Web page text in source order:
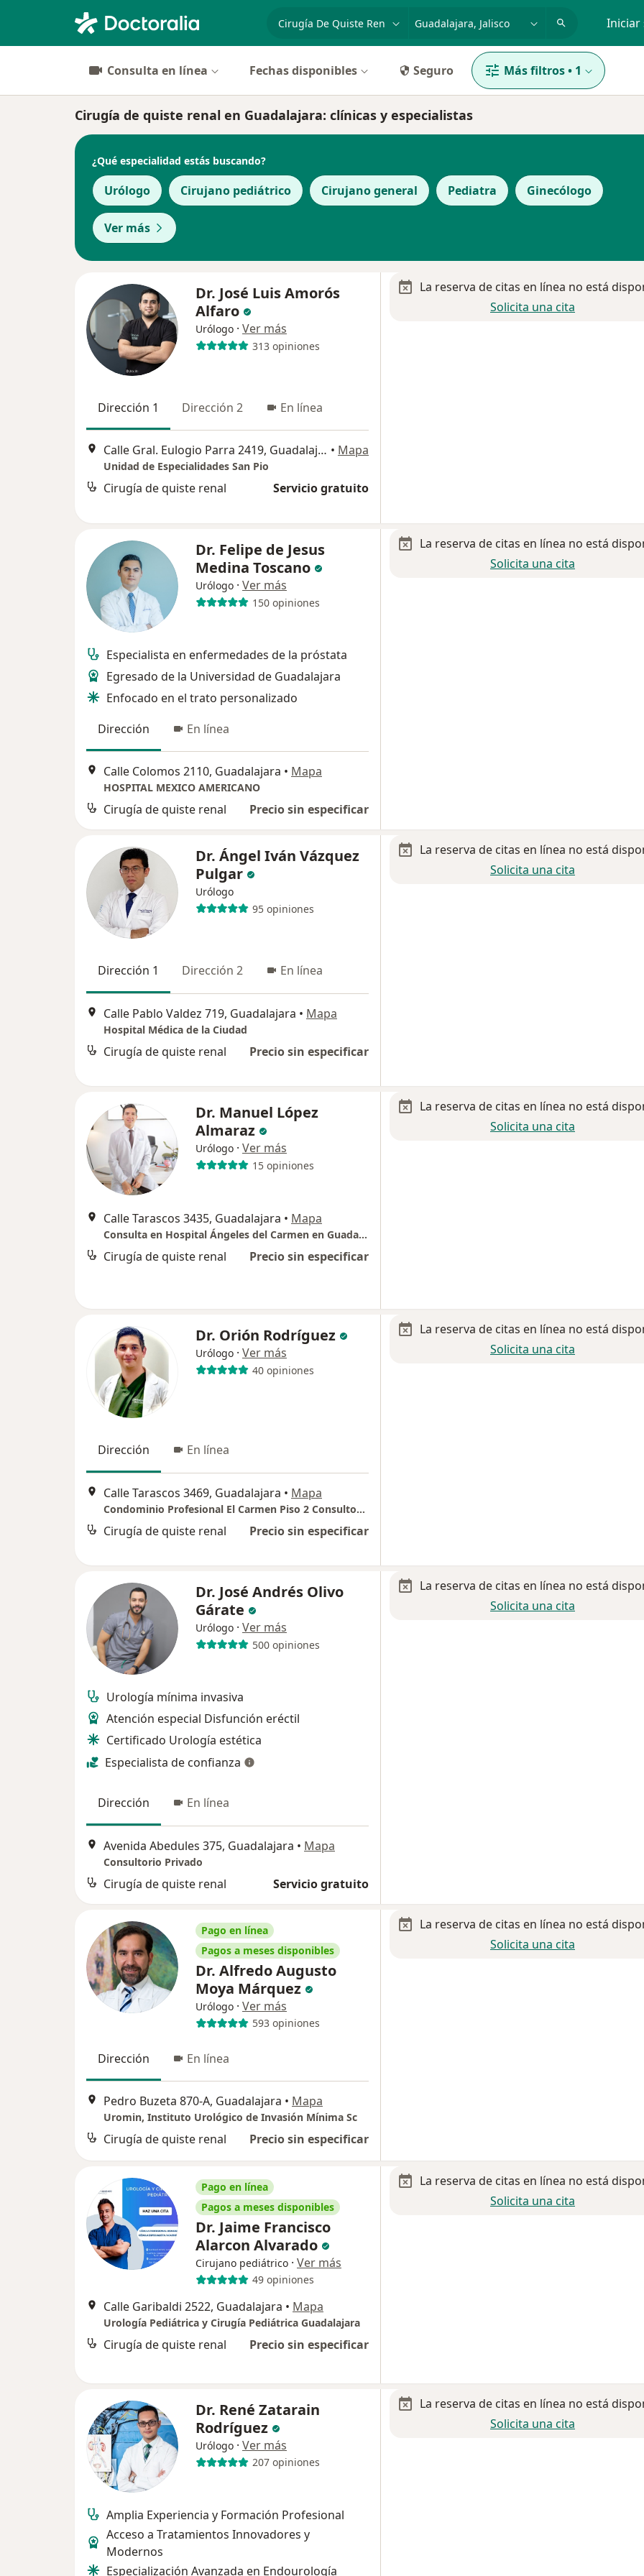
especialidad, enfermedad o nombre Iniciar
Consulta en línea Fechas disponibles Seguro Más filtros• 1
Cirugía de quiste renal en Guadalajara: clínicas y especialistas
¿Qué especialidad estás buscando?
Urólogo Cirujano pediátrico Cirujano general Pediatra Ginecólogo
Ver más
Dr. José Luis Amorós
Alfaro
Urólogo · Ver más
313 opiniones
Dirección 1 Dirección 2 En línea
Calle Gral. Eulogio Parra 2419, Guadalajara • Mapa
Unidad de Especialidades San Pio
Cirugía de quiste renal Servicio gratuito
La reserva de citas en línea no está
Solicita una cita
Dr. Felipe de Jesus
Medina Toscano
Urólogo · Ver más
150 opiniones
Especialista en enfermedades de la próstata
Egresado de la Universidad de Guadalajara
Enfocado en el trato personalizado
Dirección
En línea
Calle Colomos 2110, Guadalajara • Mapa
HOSPITAL MEXICO AMERICANO
Cirugía de quiste renal Precio sin especificar
La reserva de citas en línea no está
Solicita una cita
Dr. Ángel Iván Vázquez
Pulgar
Urólogo
95 opiniones
Dirección 1 Dirección 2 En línea
Calle Pablo Valdez 719, Guadalajara • Mapa
Hospital Médica de la Ciudad
Cirugía de quiste renal Precio sin especificar
La reserva de citas en línea no está
Solicita una cita
Dr. Manuel López
Almaraz
Urólogo · Ver más
15 opiniones
Calle Tarascos 3435, Guadalajara • Mapa
Consulta en Hospital Ángeles del Carmen en Guadalajara
Cirugía de quiste renal Precio sin especificar
La reserva de citas en línea no está
Solicita una cita
Dr. Orión Rodríguez
Urólogo · Ver más
40 opiniones
Dirección En línea
Calle Tarascos 3469, Guadalajara • Mapa
Condominio Profesional El Carmen Piso 2 Consultorio 214
Cirugía de quiste renal Precio sin especificar
La reserva de citas en línea no está
Solicita una cita
Dr. José Andrés Olivo
Gárate
Urólogo · Ver más
500 opiniones
Urología mínima invasiva
Atención especial Disfunción eréctil
Certificado Urología estética
Especialista de confianza
Dirección En línea
Avenida Abedules 375, Guadalajara • Mapa
Consultorio Privado
Cirugía de quiste renal Servicio gratuito
La reserva de citas en línea no está
Solicita una cita
Pago en línea
Pagos a meses disponibles
Dr. Alfredo Augusto
Moya Márquez
Urólogo · Ver más
593 opiniones
Dirección En línea
Pedro Buzeta 870-A, Guadalajara • Mapa
Uromin, Instituto Urológico de Invasión Mínima Sc
Cirugía de quiste renal Precio sin especificar
La reserva de citas en línea no está
Solicita una cita
Pago en línea
Pagos a meses disponibles
Dr. Jaime Francisco
Alarcon Alvarado
Cirujano pediátrico · Ver más
49 opiniones
Calle Garibaldi 2522, Guadalajara • Mapa
Urología Pediátrica y Cirugía Pediátrica Guadalajara
Cirugía de quiste renal Precio sin especificar
La reserva de citas en línea no está
Solicita una cita
Dr. René Zatarain
Rodríguez
Urólogo · Ver más
207 opiniones
Amplia Experiencia y Formación Profesional
Acceso a Tratamientos Innovadores y
Modernos
Especialización Avanzada en Endourología
La reserva de citas en línea no está
Solicita una cita